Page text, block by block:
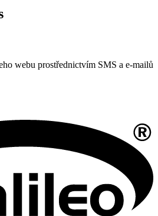
webu prostřednictvím SMS a e-mailů